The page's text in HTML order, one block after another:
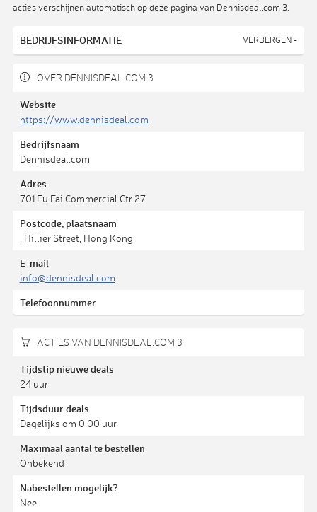
acties verschijnen automatisch op deze pagina van Dennisdeal.com 3.
BEDRIJFSINFORMATIE VERBERGEN -
OVER DENNISDEAL.COM 3
Website
https://www.dennisdeal.com
Bedrijfsnaam
Dennisdeal.com
Adres
701 Fu Fai Commercial Ctr 27
Postcode, plaatsnaam
, Hillier Street, Hong Kong
E-mail
info@dennisdeal.com
Telefoonnummer
ACTIES VAN DENNISDEAL.COM 3
Tijdstip nieuwe deals
24 uur
Tijdsduur deals
Dagelijks om 0.00 uur
Maximaal aantal te bestellen
Onbekend
Nabestellen mogelijk?
Nee